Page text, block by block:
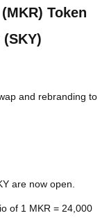
Token
and rebranding to
are now open.
of 1 MKR = 24,000